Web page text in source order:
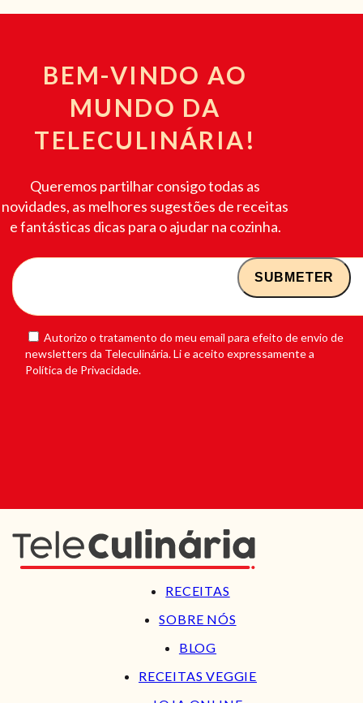
BEM-VINDO AO
MUNDO DA
TELECULINÁRIA!
Queremos partilhar consigo todas as
novidades, as melhores sugestões de receitas
e fantásticas dicas para o ajudar na cozinha.
Autorizo o tratamento do meu email para efeito de envio de
newsletters da Teleculinária. Li e aceito expressamente a
Política de Privacidade.
RECEITAS
SOBRE NÓS
BLOG
RECEITAS VEGGIE